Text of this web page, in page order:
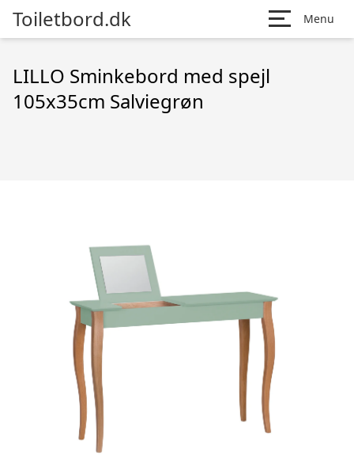
Toiletbord.dk Menu
LILLO Sminkebord med spejl
105x35cm Salviegrøn